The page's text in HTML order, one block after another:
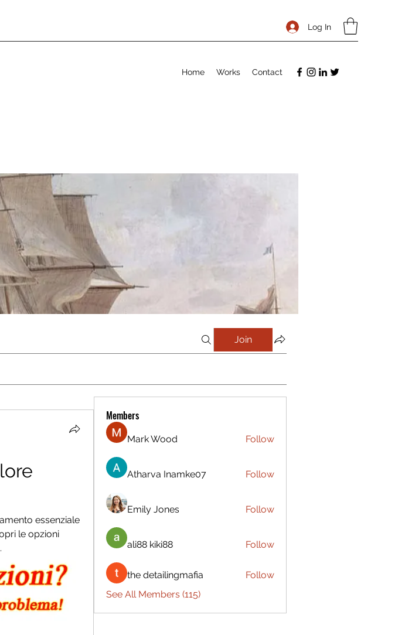
Log In
Home Works Contact
Join
essenziale
le opzioni
Members
Mark Wood Follow
Atharva Inamke07 Follow
Emily Jones Follow
ali88 kiki88 Follow
the detailingmafia
Follow
See All Members (115)